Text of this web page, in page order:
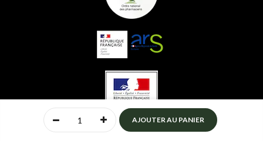
Compte Mon panier
AJOUTER AU PANIER